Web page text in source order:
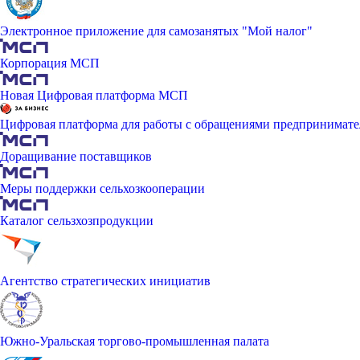
Электронное приложение для самозанятых "Мой налог"
Корпорация МСП
Новая Цифровая платформа МСП
Цифровая платформа для работы с обращениями
Доращивание поставщиков
Меры поддержки сельхозкооперации
Каталог сельзхозпродукции
Агентство стратегических инициатив
Южно-Уральская торгово-промышленная палата